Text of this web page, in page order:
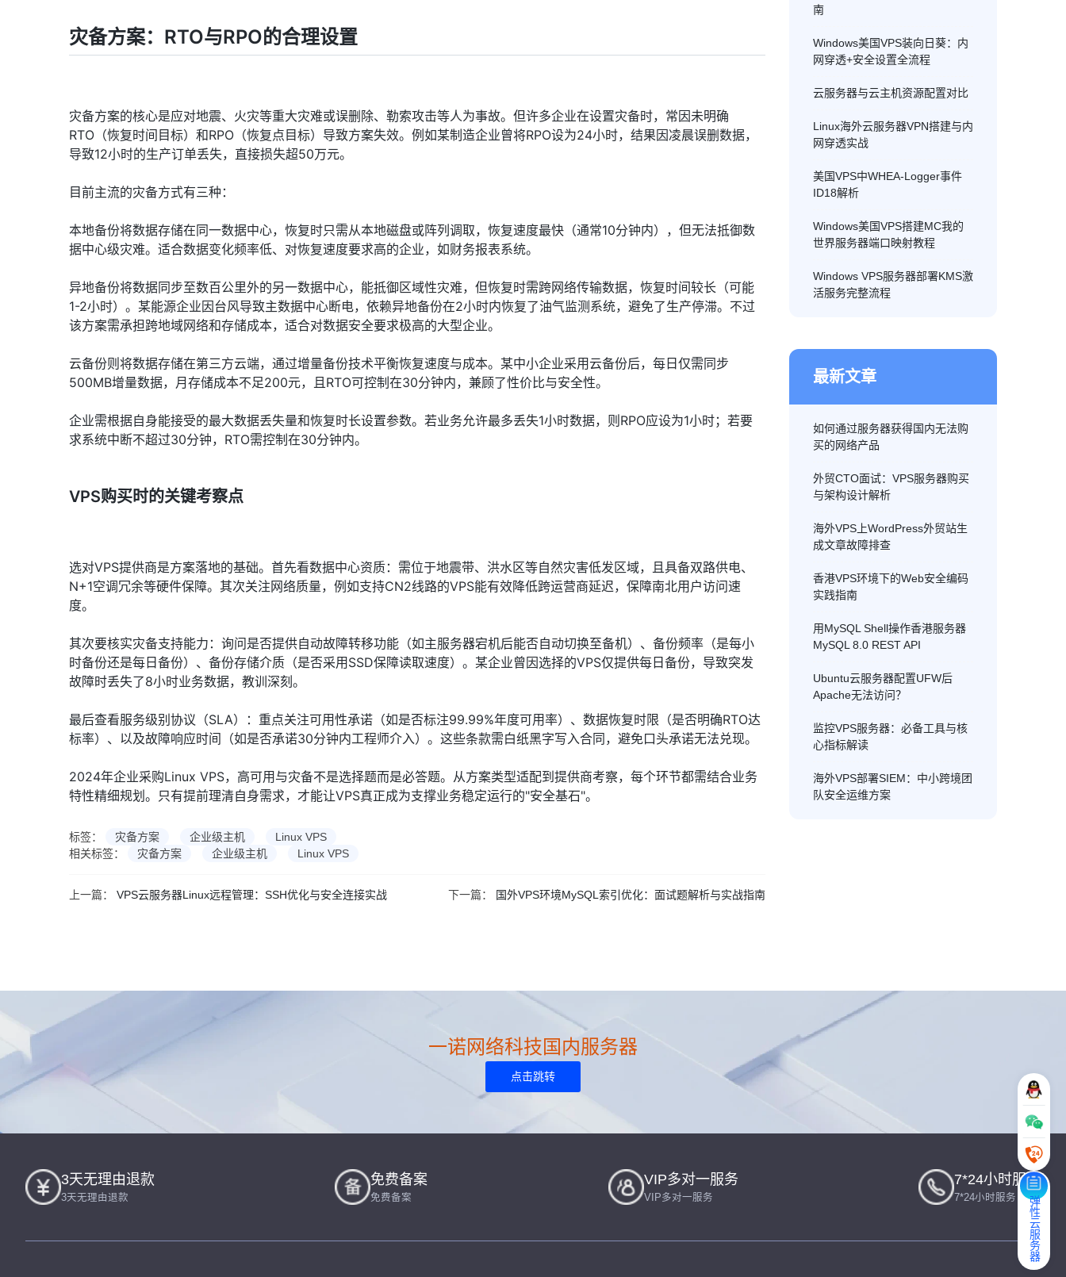
灾备方案：RTO与RPO的合理设置
灾备方案的核心是应对地震、火灾等重大灾难或误删除、勒索攻击等人为事故。但许多企业在设置灾备时，常因未明确
RTO（恢复时间目标）和RPO（恢复点目标）导致方案失效。例如某制造企业曾将RPO设为24小时，结果因凌晨误删数据，
导致12小时的生产订单丢失，直接损失超50万元。
目前主流的灾备方式有三种：
本地备份将数据存储在同一数据中心，恢复时只需从本地磁盘或阵列调取，恢复速度最快（通常10分钟内），但无法抵御数
据中心级灾难。适合数据变化频率低、对恢复速度要求高的企业，如财务报表系统。
异地备份将数据同步至数百公里外的另一数据中心，能抵御区域性灾难，但恢复时需跨网络传输数据，恢复时间较长（可能
1-2小时）。某能源企业因台风导致主数据中心断电，依赖异地备份在2小时内恢复了油气监测系统，避免了生产停滞。不过
该方案需承担跨地域网络和存储成本，适合对数据安全要求极高的大型企业。
云备份则将数据存储在第三方云端，通过增量备份技术平衡恢复速度与成本。某中小企业采用云备份后，每日仅需同步
500MB增量数据，月存储成本不足200元，且RTO可控制在30分钟内，兼顾了性价比与安全性。
企业需根据自身能接受的最大数据丢失量和恢复时长设置参数。若业务允许最多丢失1小时数据，则RPO应设为1小时；若要
求系统中断不超过30分钟，RTO需控制在30分钟内。
VPS购买时的关键考察点
选对VPS提供商是方案落地的基础。首先看数据中心资质：需位于地震带、洪水区等自然灾害低发区域，且具备双路供电、
N+1空调冗余等硬件保障。其次关注网络质量，例如支持CN2线路的VPS能有效降低跨运营商延迟，保障南北用户访问速
度。
其次要核实灾备支持能力：询问是否提供自动故障转移功能（如主服务器宕机后能否自动切换至备机）、备份频率（是每小
时备份还是每日备份）、备份存储介质（是否采用SSD保障读取速度）。某企业曾因选择的VPS仅提供每日备份，导致突发
故障时丢失了8小时业务数据，教训深刻。
最后查看服务级别协议（SLA）：重点关注可用性承诺（如是否标注99.99%年度可用率）、数据恢复时限（是否明确RTO达
标率）、以及故障响应时间（如是否承诺30分钟内工程师介入）。这些条款需白纸黑字写入合同，避免口头承诺无法兑现。
2024年企业采购Linux VPS，高可用与灾备不是选择题而是必答题。从方案类型适配到提供商考察，每个环节都需结合业务
特性精细规划。只有提前理清自身需求，才能让VPS真正成为支撑业务稳定运行的"安全基石"。
标签： 灾备方案 企业级主机
Linux VPS
相关标签：
灾备方案 企业级主机 Linux VPS
上一篇： VPS云服务器Linux远程管理：SSH优化与安全连接实战 下一篇： 国外VPS环境MySQL索引优化：面试题解析与实战指南
南
Windows美国VPS装向日葵：内
网穿透+安全设置全流程
云服务器与云主机资源配置对比
Linux海外云服务器VPN搭建与内
网穿透实战
美国VPS中WHEA-Logger事件
ID18解析
Windows美国VPS搭建MC我的
世界服务器端口映射教程
Windows VPS服务器部署KMS激
活服务完整流程
最新文章
如何通过服务器获得国内无法购
买的网络产品
外贸CTO面试：VPS服务器购买
与架构设计解析
海外VPS上WordPress外贸站生
成文章故障排查
香港VPS环境下的Web安全编码
实践指南
用MySQL Shell操作香港服务器
MySQL 8.0 REST API
Ubuntu云服务器配置UFW后
Apache无法访问？
监控VPS服务器：必备工具与核
心指标解读
海外VPS部署SIEM：中小跨境团
队安全运维方案
弹性云服务器
一诺网络科技国内服务器
点击跳转
3天无理由退款
3天无理由退款
免费备案
免费备案
VIP多对一服务
VIP多对一服务
7*24小时服务
7*24小时服务